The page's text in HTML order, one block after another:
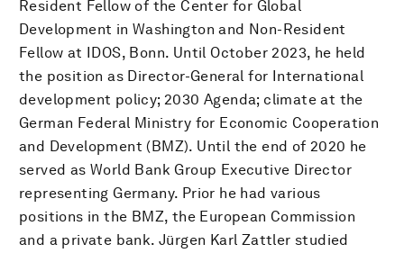
Resident Fellow of the Center for Global
Development in Washington and Non-Resident
Fellow at IDOS, Bonn. Until October 2023, he held
the position as Director-General for International
development policy; 2030 Agenda; climate at the
German Federal Ministry for Economic Cooperation
and Development (BMZ). Until the end of 2020 he
served as World Bank Group Executive Director
representing Germany. Prior he had various
positions in the BMZ, the European Commission
and a private bank. Jürgen Karl Zattler studied